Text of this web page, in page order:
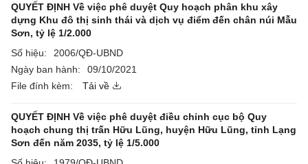
QUYẾT ĐỊNH Về việc phê duyệt Quy hoạch phân khu xây
dựng Khu đô thị sinh thái và dịch vụ điểm đến chân núi Mẫu
Sơn, tỷ lệ 1/2.000
Số hiệu:
2006/QĐ-UBND
Ngày ban hành:
09/10/2021
File đính kèm:
Tải về
QUYẾT ĐỊNH Về việc phê duyệt điều chỉnh cục bộ Quy
hoạch chung thị trấn Hữu Lũng, huyện Hữu Lũng, tỉnh Lạng
Sơn đến năm 2035, tỷ lệ 1/5.000